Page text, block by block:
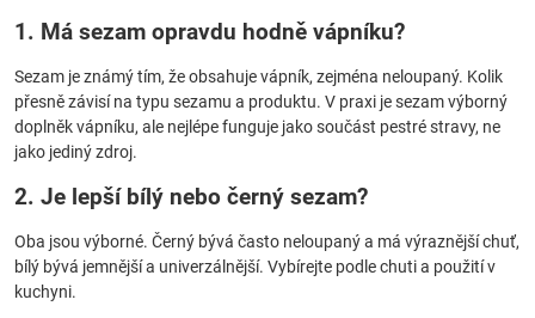
1. Má sezam opravdu hodně vápníku?
Sezam je známý tím, že obsahuje vápník, zejména neloupaný. Kolik
přesně závisí na typu sezamu a produktu. V praxi je sezam výborný
doplněk vápníku, ale nejlépe funguje jako součást pestré stravy, ne
jako jediný zdroj.
2. Je lepší bílý nebo černý sezam?
Oba jsou výborné. Černý bývá často neloupaný a má výraznější chuť,
bílý bývá jemnější a univerzálnější. Vybírejte podle chuti a použití v
kuchyni.